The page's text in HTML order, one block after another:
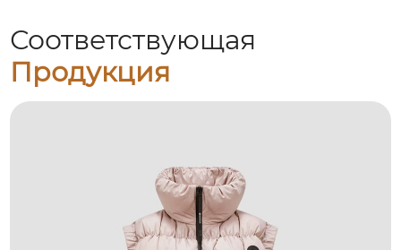
Соответствующая
Продукция